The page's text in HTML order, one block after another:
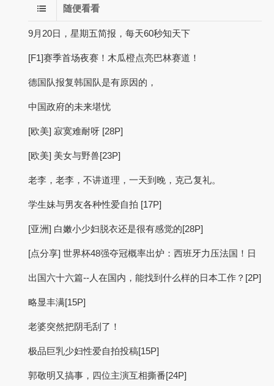
随便看看
9月20日，星期五简报，每天60秒知天下
[F1]赛季首场夜赛！木瓜橙点亮巴林赛道！
德国队报复韩国队是有原因的，
中国政府的未来堪忧
[欧美] 寂寞难耐呀 [28P]
[欧美] 美女与野兽[23P]
老李，老李，不讲道理，一天到晚，克己复礼。
学生妹与男友各种性爱自拍 [17P]
[亚洲] 白嫩小少妇脱衣还是很有感觉的[28P]
[点分享] 世界杯48强夺冠概率出炉：西班牙力压法国！日
出国六十六篇--人在国内，能找到什么样的日本工作？[2P]
略显丰满[15P]
老婆突然把阴毛刮了！
极品巨乳少妇性爱自拍投稿[15P]
郭敬明又搞事，四位主演互相撕番[24P]